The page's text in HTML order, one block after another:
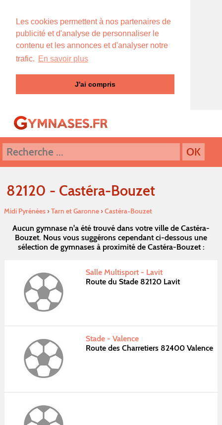
Les cookies permettent à nos partenaires de
publicité et d'analyse de personnaliser le
contenu et les annonces et d'analyser notre
trafic. En savoir plus
J'ai compris
82120 - Castéra-Bouzet
Midi Pyrénées›Tarn et Garonne›Castéra-Bouzet
Aucun gymnase n'a été trouvé dans votre ville de Castéra-
Bouzet. Nous vous suggérons cependant ci-dessous une
sélection de gymnases à proximité de Castéra-Bouzet :
Salle Multisport - Lavit
Route du Stade 82120 Lavit
Stade - Valence
Route des Charretiers 82400 Valence